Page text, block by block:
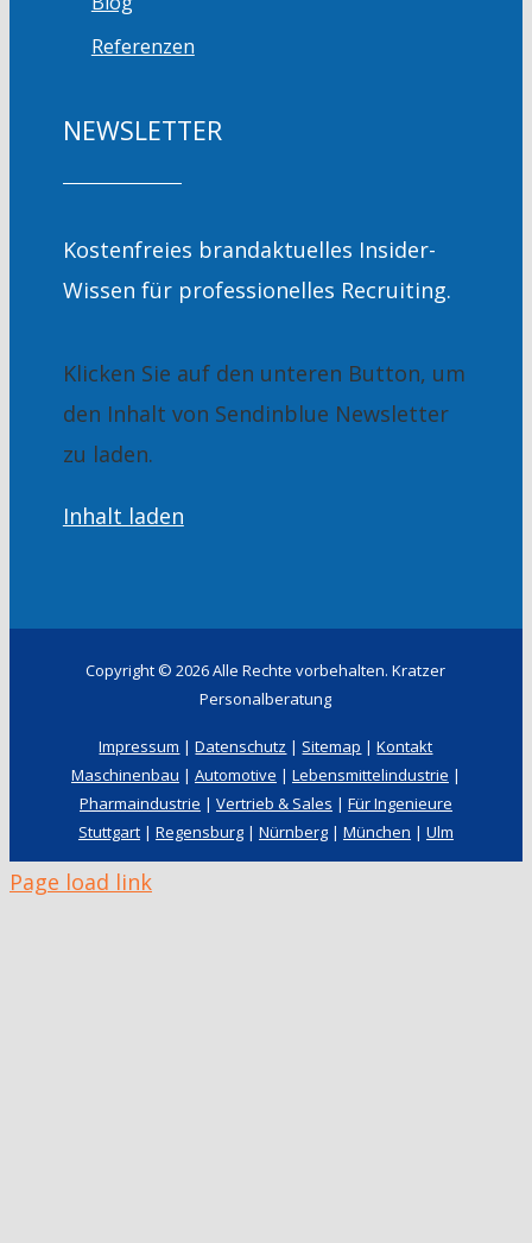
Referenzen
NEWSLETTER
Kostenfreies brandaktuelles Insider-
Wissen für professionelles Recruiting.
Klicken Sie auf den unteren Button, um
den Inhalt von Sendinblue Newsletter
zu laden.
Inhalt laden
Copyright ©2026 Alle Rechte vorbehalten. Kratzer
Personalberatung
Impressum |Datenschutz | Sitemap |Kontakt
Maschinenbau | Automotive | Lebensmittelindustrie |
Pharmaindustrie | Vertrieb & Sales | Für Ingenieure
Stuttgart| Regensburg| Nürnberg| München | Ulm
Page load link